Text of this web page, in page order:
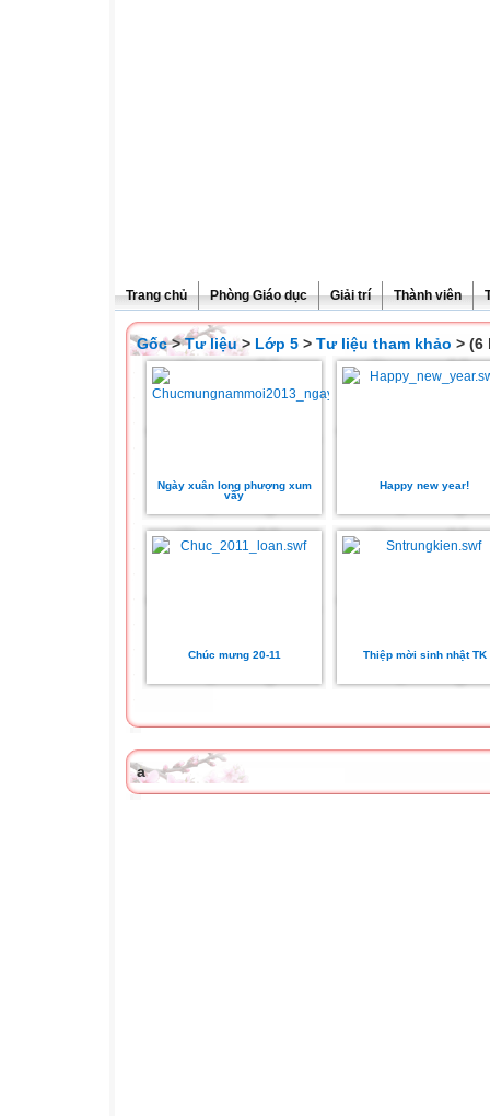
Trang chủ Phòng Giáo dục Giải trí Thành viên
Gốc>Tư liệu> Lớp 5 > Tư liệu tham khảo > (6
Ngày xuân long phượng xum
vầy
Happy new year!
Chúc mưng 20-11 Thiệp mời sinh nhật TK
a